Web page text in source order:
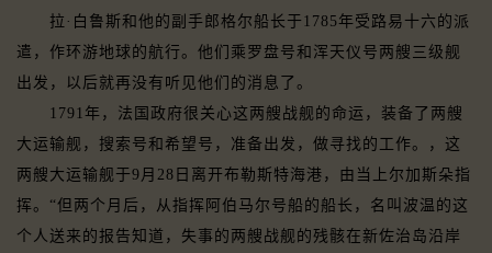
拉·白鲁斯和他的副手郎格尔船长于1785年受路易十六的派
遣，作环游地球的航行。他们乘罗盘号和浑天仪号两艘三级舰
出发，以后就再没有听见他们的消息了。
1791年，法国政府很关心这两艘战舰的命运，装备了两艘
大运输舰，搜索号和希望号，准备出发，做寻找的工作。，这
两艘大运输舰于9月28日离开布勒斯特海港，由当上尔加斯朵指
挥。“但两个月后，从指挥阿伯马尔号船的船长，名叫波温的这
个人送来的报告知道，失事的两艘战舰的残骸在新佐治岛沿岸